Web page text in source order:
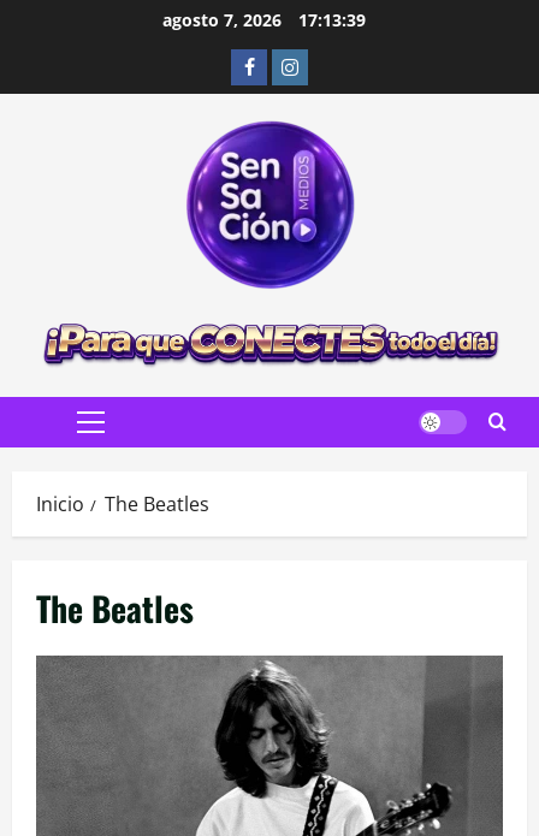
agosto 7, 2026 17:13:41
FacebookInstagram
Menú
Inicio The Beatles
The Beatles